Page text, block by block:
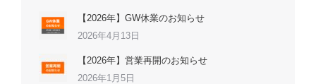
【2026年】GW休業のお知らせ
2026年4月13日
【2026年】営業再開のお知らせ
2026年1月5日